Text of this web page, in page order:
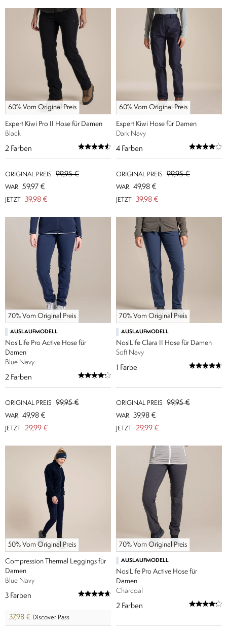
60% Vom Original Preis
Expert Kiwi Pro II Hose für Damen
Black
2 Farben
ORIGINAL PREIS 99,95 €
WAR 59,97 €
JETZT 39,98 €
60% Vom Original Preis
Expert Kiwi Hose für Damen
Dark Navy
4 Farben
ORIGINAL PREIS 99,95 €
WAR 49,98 €
JETZT 39,98 €
70% Vom Original Preis
AUSLAUFMODELL
NosiLife Pro Active Hose für
Damen
Blue Navy
2 Farben
ORIGINAL PREIS 99,95 €
WAR 49,98 €
JETZT 29,99 €
70% Vom Original Preis
AUSLAUFMODELL
NosiLife Clara II Hose für Damen
Soft Navy
1 Farbe
ORIGINAL PREIS 99,95 €
WAR 39,98 €
JETZT 29,99 €
50% Vom Original Preis
Compression Thermal Leggings für
Damen
Blue Navy
3 Farben
37,98 € Discover Pass
70% Vom Original Preis
AUSLAUFMODELL
NosiLife Pro Active Hose für
Damen
Charcoal
2 Farben